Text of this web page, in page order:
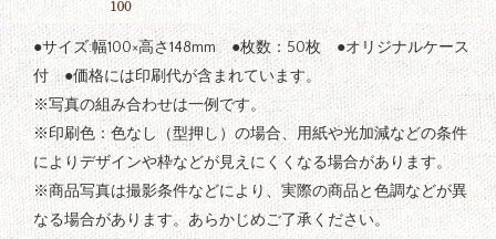
●サイズ:幅100×高さ148mm ●枚数：50枚 ●オリジナルケース
付 ●価格には印刷代が含まれています。
※写真の組み合わせは一例です。
※印刷色：色なし（型押し）の場合、用紙や光加減などの条件
によりデザインや枠などが見えにくくなる場合があります。
※商品写真は撮影条件などにより、実際の商品と色調などが異
なる場合があります。あらかじめご了承ください。